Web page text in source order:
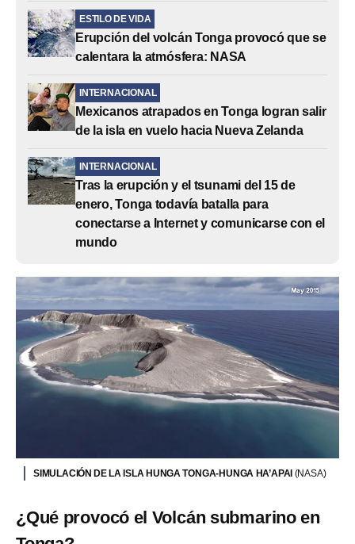
ESTILO DE VIDA
Erupción del volcán Tonga provocó que se
calentara la atmósfera: NASA
INTERNACIONAL
Mexicanos atrapados en Tonga logran salir
de la isla en vuelo hacia Nueva Zelanda
INTERNACIONAL
Tras la erupción y el tsunami del 15 de
enero, Tonga todavía batalla para
conectarse a Internet y comunicarse con el
mundo
SIMULACIÓN DE LA ISLA HUNGA TONGA-HUNGA HA’APAI (NASA)
¿Qué provocó el Volcán submarino en